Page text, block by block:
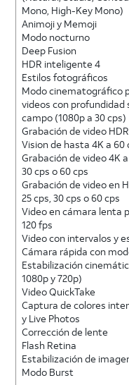
Mono, High-Key Mono)
Animoji y Memoji
Modo nocturno
Deep Fusion
HDR inteligente 4
Estilos fotográficos
Modo cinematográfico
videos con profundidad
campo (1080p a 30 cps)
Grabación de video
Vision de hasta 4K a 60
Grabación de video 4K
30 cps o 60 cps
Grabación de video en
25 cps, 30 cps o 60 cps
Video en cámara lenta
120 fps
Video con intervalos y
Cámara rápida con
Estabilización
1080p y 720p)
Video QuickTake
Captura de colores
y Live Photos
Corrección de lente
Flash Retina
Estabilización de
Modo Burst